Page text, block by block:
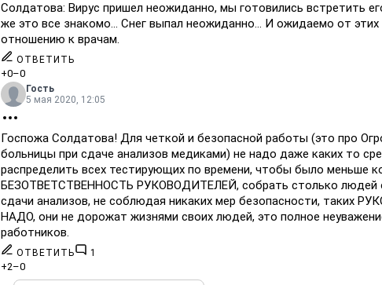
Солдатова: Вирус пришел неожиданно, мы готовились встретить
же это все знакомо... Снег выпал неожиданно... И ожидаемо от
отношению к врачам.
ОТВЕТИТЬ
+0–0
Гость
5 мая 2020, 12:05
Госпожа Солдатова! Для четкой и безопасной работы (это про
больницы при сдаче анализов медиками) не надо даже каких то
распределить всех тестирующих по времени, чтобы было меньше
БЕЗОТВЕТСТВЕННОСТЬ РУКОВОДИТЕЛЕЙ, собрать столько людей
сдачи анализов, не соблюдая никаких мер безопасности, таких
НАДО, они не дорожат жизнями своих людей, это полное
работников.
ОТВЕТИТЬ 1
+2–0